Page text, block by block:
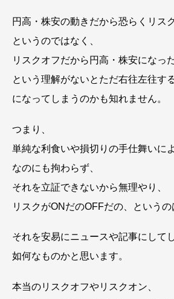
円高・株安の動きだから恐らくリス
というのではなく、
リスクオフだから円高・株安になっ
という理解がないとただ右往左往す
になってしまうのかも知れません。
つまり、
単純な利食いや損切りの手仕舞いに
なのにも拘わらず、
それを立証できないから無理やり、
リスクがONだのOFFだの、というの
それを安易にニュースや記事にして
如何なものかと思います。
本当のリスクオフやリスクオン、